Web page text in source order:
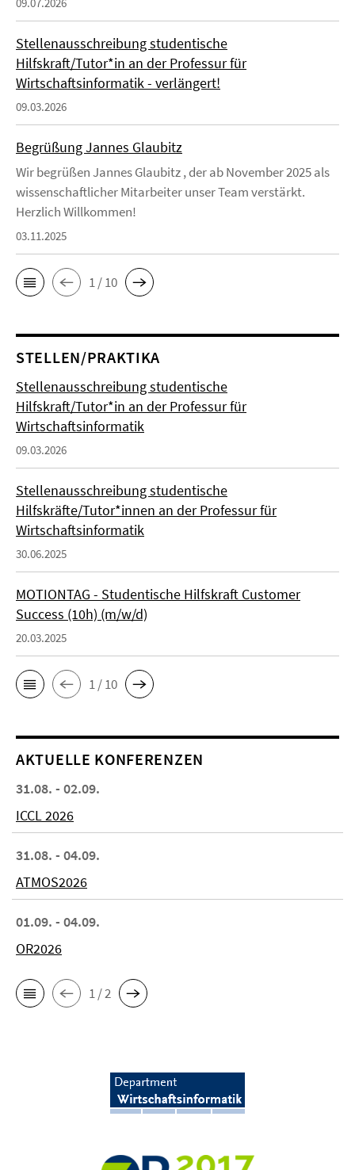
Stellenausschreibung studentische
Hilfskraft/Tutor*in an der Professur für
Wirtschaftsinformatik - verlängert!
09.03.2026
Begrüßung Jannes Glaubitz
Wir begrüßen Jannes Glaubitz , der ab November 2025 als
wissenschaftlicher Mitarbeiter unser Team verstärkt.
Herzlich Willkommen!
03.11.2025
1 / 10
STELLEN/PRAKTIKA
Stellenausschreibung studentische
Hilfskraft/Tutor*in an der Professur für
Wirtschaftsinformatik
09.03.2026
Stellenausschreibung studentische
Hilfskräfte/Tutor*innen an der Professur für
Wirtschaftsinformatik
30.06.2025
MOTIONTAG - Studentische Hilfskraft Customer
Success (10h) (m/w/d)
20.03.2025
1 / 10
AKTUELLE KONFERENZEN
31.08. - 02.09.
ICCL 2026
31.08. - 04.09.
ATMOS2026
01.09. - 04.09.
OR2026
1 / 2